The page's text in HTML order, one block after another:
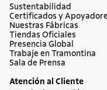
Cuchillos
Dudas y Servicios